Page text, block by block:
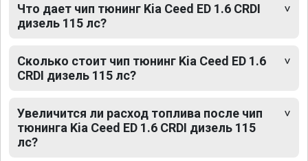
Что дает чип тюнинг Kia Ceed ED 1.6 CRDI
дизель 115 лс?
Сколько стоит чип тюнинг Kia Ceed ED 1.6
CRDI дизель 115 лс?
Увеличится ли расход топлива после чип
тюнинга Kia Ceed ED 1.6 CRDI дизель 115
лс?